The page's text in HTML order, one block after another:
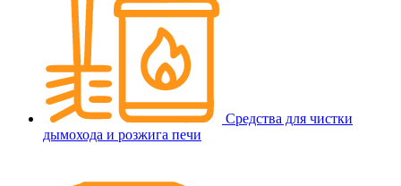
Средства для чистки
дымохода и розжига печи